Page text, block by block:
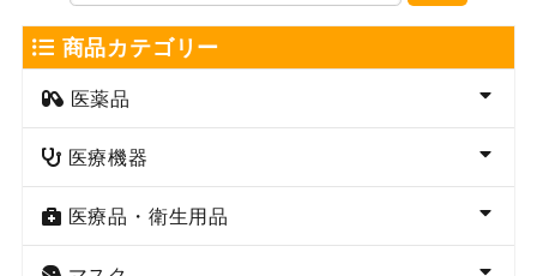
商品カテゴリー
医薬品
医療機器
医療品・衛生用品